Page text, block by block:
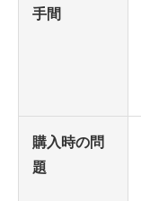
手間
購入時の問
題